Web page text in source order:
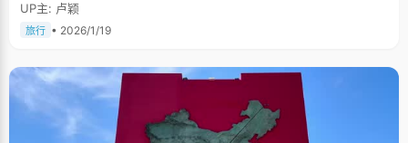
UP主: 卢颖
旅行 • 2026/1/19